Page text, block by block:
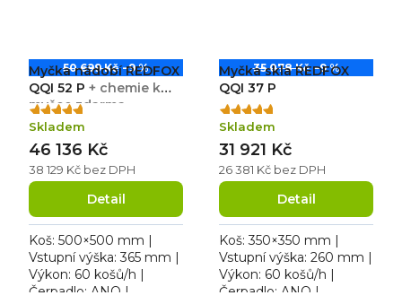
50 699 Kč –9 %
Myčka nádobí REDFOX
QQI 52 P + chemie k
myčce zdarma
Průměrné
hodnocení
produktu
je
5,0
5
hvězdiček.
Skladem
38 129 Kč bez DPH
46 136 Kč
Detail
Koš: 500×500 mm |
Vstupní výška: 365 mm |
Výkon: 60 košů/h |
Čerpadlo: ANO |
35 078 Kč –9 %
Myčka skla REDFOX
QQI 37 P
Průměrné
hodnocení
produktu
je
5,0
5
hvězdiček.
Skladem
26 381 Kč bez DPH
31 921 Kč
Detail
Koš: 350×350 mm |
Vstupní výška: 260 mm |
Výkon: 60 košů/h |
Čerpadlo: ANO |